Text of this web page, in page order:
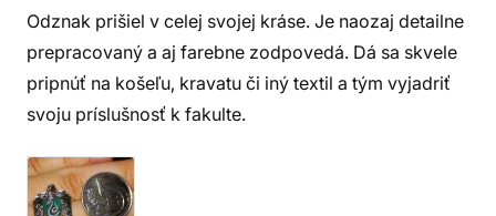
Odznak prišiel v celej svojej kráse. Je naozaj detailne
prepracovaný a aj farebne zodpovedá. Dá sa skvele
pripnúť na košeľu, kravatu či iný textil a tým vyjadriť
svoju príslušnosť k fakulte.